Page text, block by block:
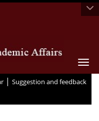
| Suggestion and feedback